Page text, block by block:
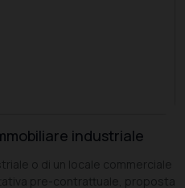
industriale
o di un locale commerciale
pre-contrattuale, proposta